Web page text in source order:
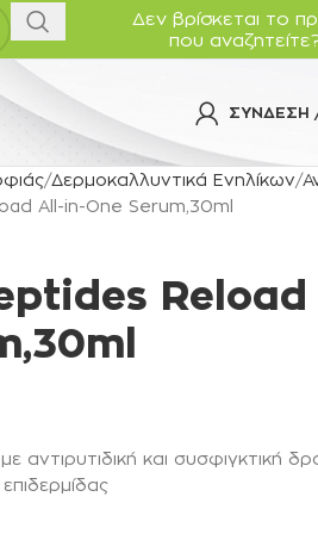
Δεν βρίσκεται το
που
ΣΎΝΔΕΣΗ
Δερμοκαλλυντικά Ενηλίκων
All-in-One Serum,30ml
αντιρυτιδική και συσφιγκτική